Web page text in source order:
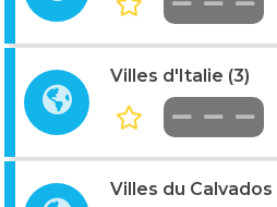
Villes d'Italie (3)
Villes du Calvados